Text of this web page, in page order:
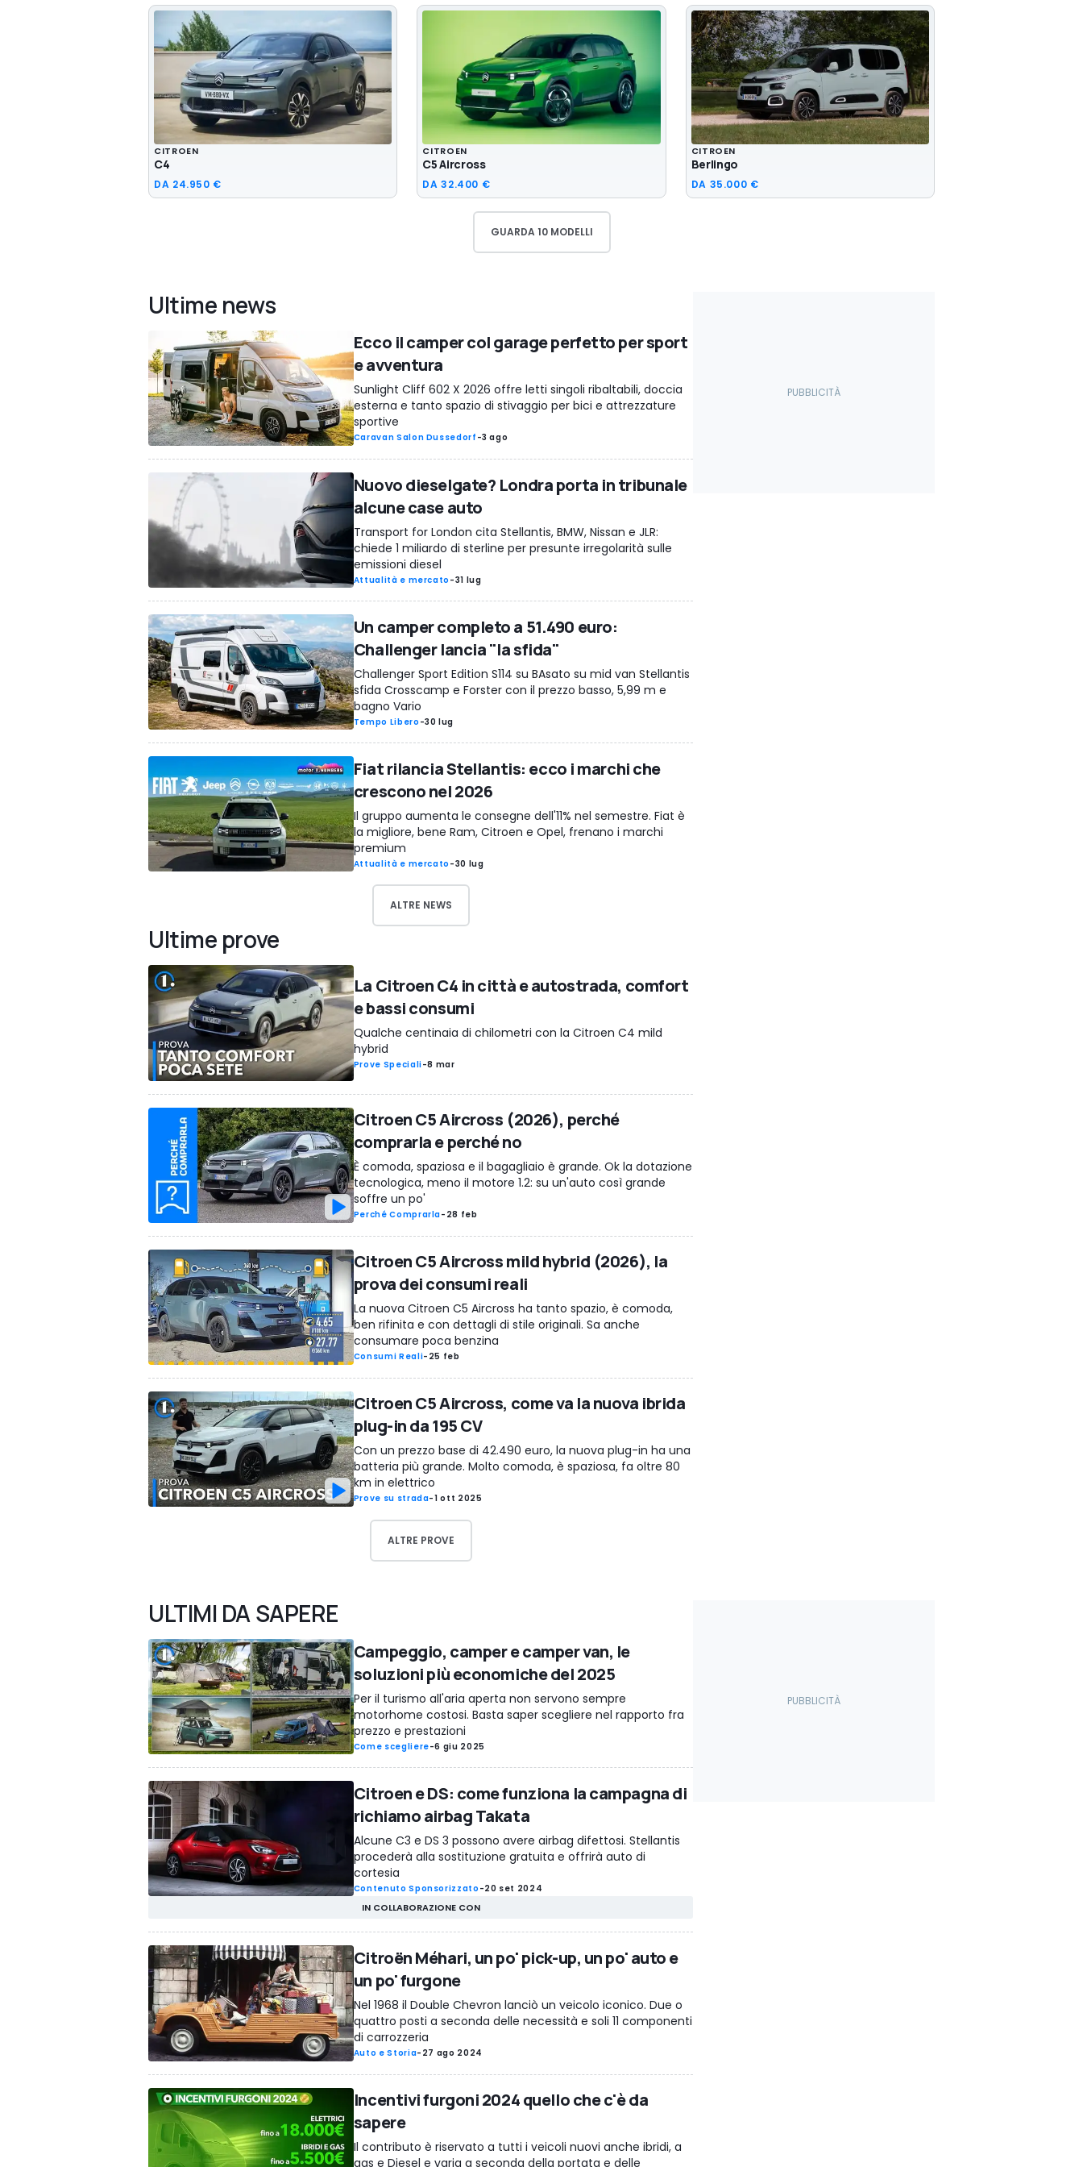
CITROEN
C4
DA 24.950 €
CITROEN
C5 Aircross
DA 32.400 €
CITROEN
Berlingo
DA 35.000 €
GUARDA 10 MODELLI
Ultime news
Ecco il camper col garage perfetto per sport
e avventura
Sunlight Cliff 602 X 2026 offre letti singoli ribaltabili, doccia
esterna e tanto spazio di stivaggio per bici e attrezzature
sportive
Caravan Salon Dussedorf -3 ago
Nuovo dieselgate? Londra porta in tribunale
alcune case auto
Transport for London cita Stellantis, BMW, Nissan e JLR:
chiede 1 miliardo di sterline per presunte irregolarità sulle
emissioni diesel
Attualità e mercato -31 lug
Un camper completo a 51.490 euro:
Challenger lancia "la sfida"
Challenger Sport Edition S114 su BAsato su mid van Stellantis
sfida Crosscamp e Forster con il prezzo basso, 5,99 m e
bagno Vario
Tempo Libero -30 lug
Fiat rilancia Stellantis: ecco i marchi che
crescono nel 2026
Il gruppo aumenta le consegne dell'11% nel semestre. Fiat è
la migliore, bene Ram, Citroen e Opel, frenano i marchi
premium
Attualità e mercato -30 lug
ALTRE NEWS
Ultime prove
La Citroen C4 in città e autostrada, comfort
e bassi consumi
Qualche centinaia di chilometri con la Citroen C4 mild
hybrid
Prove Speciali-8 mar
Citroen C5 Aircross (2026), perché
comprarla e perché no
È comoda, spaziosa e il bagagliaio è grande. Ok la dotazione
tecnologica, meno il motore 1.2: su un'auto così grande
soffre un po'
Perché Comprarla- 28 feb
Citroen C5 Aircross mild hybrid (2026), la
prova dei consumi reali
La nuova Citroen C5 Aircross ha tanto spazio, è comoda,
ben rifinita e con dettagli di stile originali. Sa anche
consumare poca benzina
Consumi Reali- 25 feb
Citroen C5 Aircross, come va la nuova ibrida
plug-in da 195 CV
Con un prezzo base di 42.490 euro, la nuova plug-in ha una
batteria più grande. Molto comoda, è spaziosa, fa oltre 80
km in elettrico
Prove su strada-1 ott 2025
ALTRE PROVE
ULTIMI DA SAPERE
Campeggio, camper e camper van, le
soluzioni più economiche del 2025
Per il turismo all'aria aperta non servono sempre
motorhome costosi. Basta saper scegliere nel rapporto fra
prezzo e prestazioni
Come scegliere-6 giu 2025
Citroen e DS: come funziona la campagna di
richiamo airbag Takata
Alcune C3 e DS 3 possono avere airbag difettosi. Stellantis
procederà alla sostituzione gratuita e offrirà auto di
cortesia
Contenuto Sponsorizzato -20 set 2024
IN COLLABORAZIONE CON
Citroën Méhari, un po' pick-up, un po' auto e
un po' furgone
Nel 1968 il Double Chevron lanciò un veicolo iconico. Due o
quattro posti a seconda delle necessità e soli 11 componenti
di carrozzeria
Auto e Storia- 27 ago 2024
Incentivi furgoni 2024 quello che c'è da
sapere
Il contributo è riservato a tutti i veicoli nuovi anche ibridi, a
gas e Diesel e varia a seconda della portata e delle